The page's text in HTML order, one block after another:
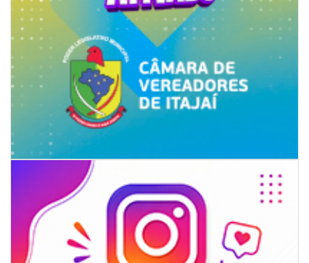
09/08/2026 | 07:00
4º Festival Náutico de Navegantes reúne esporte, tradição e regatas
BALNEÁRIO PIÇARRAS